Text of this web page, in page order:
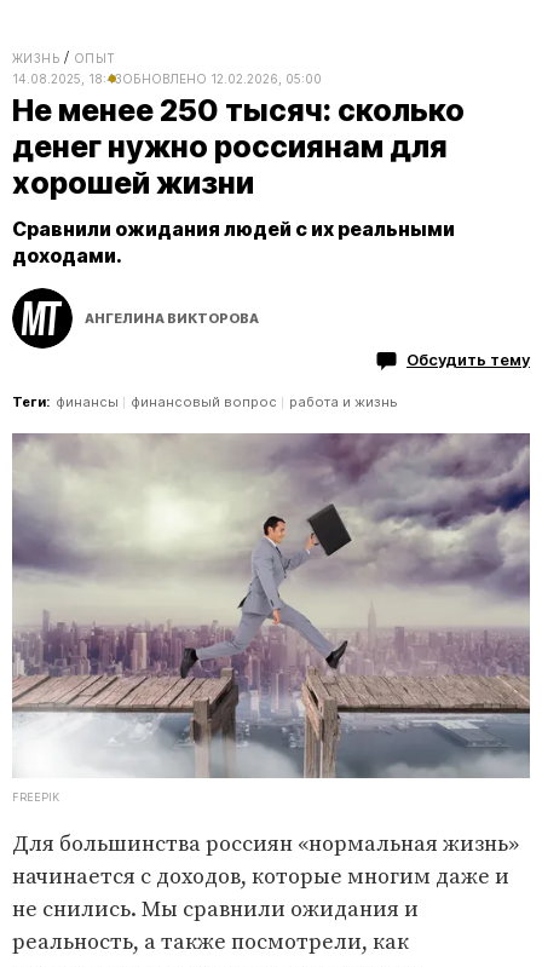
ЖИЗНЬ
ОПЫТ
14.08.2025, 18:43ОБНОВЛЕНО 12.02.2026, 05:00
Не менее 250 тысяч: сколько
денег нужно россиянам для
хорошей жизни
Сравнили ожидания людей с их реальными
доходами.
АНГЕЛИНА ВИКТОРОВА
Обсудить тему
Теги: финансы финансовый вопрос работа и жизнь
FREEPIK
Для большинства россиян «нормальная жизнь»
начинается с доходов, которые многим даже и
не снились. Мы сравнили ожидания и
реальность, а также посмотрели, как